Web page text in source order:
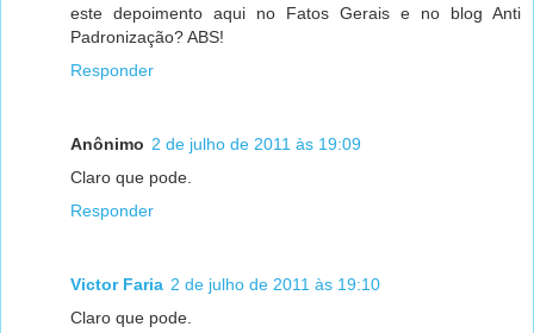
este depoimento aqui no Fatos Gerais e no blog Anti
Padronização? ABS!
Responder
Anônimo 2 de julho de 2011 às 19:09
Claro que pode.
Responder
Victor Faria 2 de julho de 2011 às 19:10
Claro que pode.